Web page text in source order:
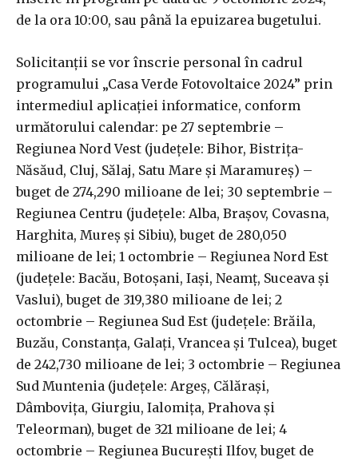
de la ora 10:00, sau până la epuizarea bugetului.
Solicitanţii se vor înscrie personal în cadrul
programului „Casa Verde Fotovoltaice 2024” prin
intermediul aplicaţiei informatice, conform
următorului calendar: pe 27 septembrie –
Regiunea Nord Vest (judeţele: Bihor, Bistriţa-
Năsăud, Cluj, Sălaj, Satu Mare şi Maramureş) –
buget de 274,290 milioane de lei; 30 septembrie –
Regiunea Centru (judeţele: Alba, Braşov, Covasna,
Harghita, Mureş şi Sibiu), buget de 280,050
milioane de lei; 1 octombrie – Regiunea Nord Est
(judeţele: Bacău, Botoşani, Iaşi, Neamţ, Suceava şi
Vaslui), buget de 319,380 milioane de lei; 2
octombrie – Regiunea Sud Est (judeţele: Brăila,
Buzău, Constanţa, Galaţi, Vrancea şi Tulcea), buget
de 242,730 milioane de lei; 3 octombrie – Regiunea
Sud Muntenia (judeţele: Argeş, Călăraşi,
Dâmboviţa, Giurgiu, Ialomiţa, Prahova şi
Teleorman), buget de 321 milioane de lei; 4
octombrie – Regiunea Bucureşti Ilfov, buget de